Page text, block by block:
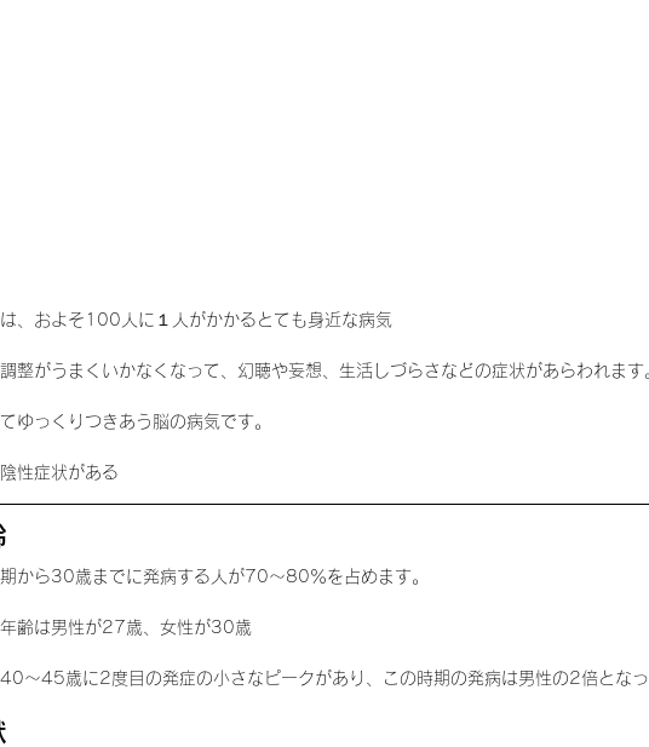
、およそ100人に１人がかかるとても身近な病気
整がうまくいかなくなって、幻聴や妄想、生活しづらさなどの症状があらわれます
ゆっくりつきあう脳の病気です。
性症状がある
から30歳までに発病する人が70〜80％を占めます。
齢は男性が27歳、女性が30歳
〜45歳に2度目の発症の小さなピークがあり、この時期の発病は男性の2倍となっ